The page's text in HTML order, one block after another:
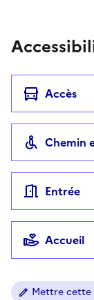
Accès
Chemin
Entrée
Accueil
Mettre cette